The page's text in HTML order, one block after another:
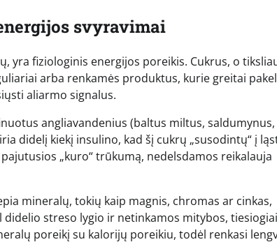
svyravimai
yra fiziologinis energijos poreikis. Cukrus, o
arba renkamės produktus, kurie greitai
aliarmo signalus.
angliavandenius (baltus miltus, saldumynus,
didelį kiekį insulino, kad šį cukrų „susodintų“ į
„kuro“ trūkumą, nedelsdamos reikalauja
mineralų, tokių kaip magnis, chromas ar cinkas,
streso lygio ir netinkamos mitybos, tiesiogiai
poreikį su kalorijų poreikiu, todėl renkasi